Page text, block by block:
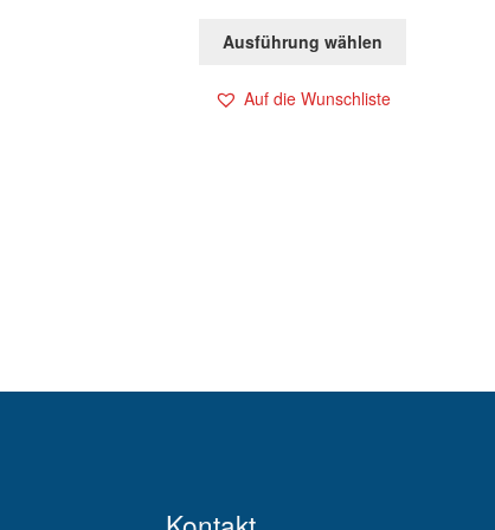
Ausführung wählen
Auf die Wunschliste